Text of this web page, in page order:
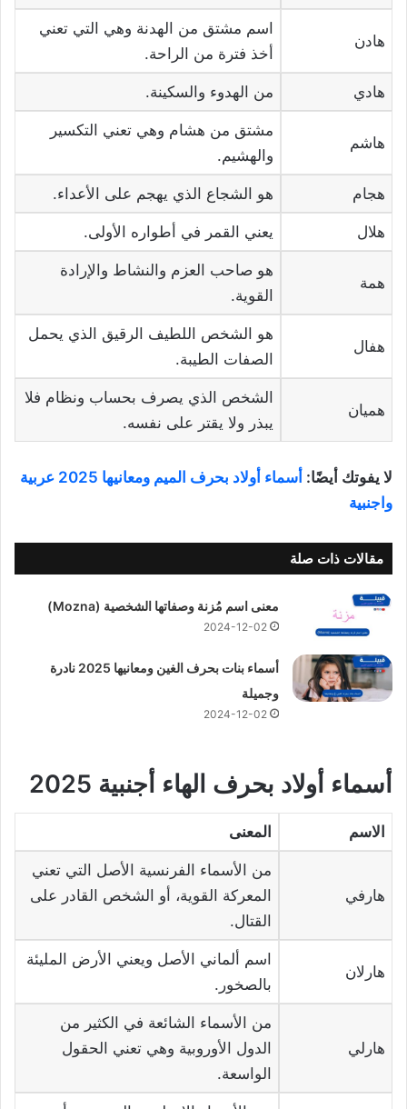
هادن
اسم مشتق من الهدنة وهي التي تعني
أخذ فترة من الراحة.
هادي من الهدوء والسكينة.
هاشم
مشتق من هشام وهي تعني التكسير
والهشيم.
هجام هو الشجاع الذي يهجم على الأعداء.
هلال يعني القمر في أطواره الأولى.
همة
هو صاحب العزم والنشاط والإرادة
القوية.
هفال
هو الشخص اللطيف الرقيق الذي يحمل
الصفات الطيبة.
هميان
الشخص الذي يصرف بحساب ونظام فلا
يبذر ولا يقتر على نفسه.
لا يفوتك أيضًا:
أسماء أولاد بحرف الميم ومعانيها 2025 عربية
واجنبية
مقالات ذات صلة
معنى اسم مُزنة وصفاتها الشخصية (Mozna)
2024-12-02
أسماء بنات بحرف الغين ومعانيها 2025 نادرة
وجميلة
2024-12-02
أسماء أولاد بحرف الهاء أجنبية 2025
الاسم المعنى
هارفي
من الأسماء الفرنسية الأصل التي تعني
المعركة القوية، أو الشخص القادر على
القتال.
هارلان
اسم ألماني الأصل ويعني الأرض المليئة
بالصخور.
هارلي
من الأسماء الشائعة في الكثير من
الدول الأوروبية وهي تعني الحقول
الواسعة.